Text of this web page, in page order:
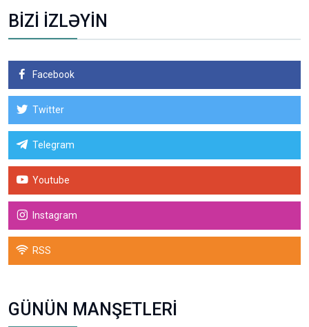
BİZİ İZLƏYİN
Facebook
Twitter
Telegram
Youtube
Instagram
RSS
GÜNÜN MANŞETLERİ